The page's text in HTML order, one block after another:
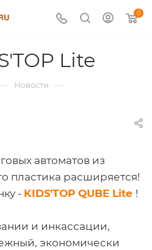
0
Lite
Новости —
автоматов из
пластика расширяется!
- KIDS'TOP QUBE Lite !
и инкассации,
экономически